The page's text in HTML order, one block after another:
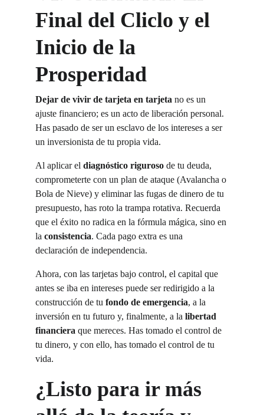
Final del Cliclo y el
Inicio de la
Prosperidad
Dejar de vivir de tarjeta en tarjeta no es un
ajuste financiero; es un acto de liberación personal.
Has pasado de ser un esclavo de los intereses a ser
un inversionista de tu propia vida.
Al aplicar el diagnóstico riguroso de tu deuda,
comprometerte con un plan de ataque (Avalancha o
Bola de Nieve) y eliminar las fugas de dinero de tu
presupuesto, has roto la trampa rotativa. Recuerda
que el éxito no radica en la fórmula mágica, sino en
la consistencia. Cada pago extra es una
declaración de independencia.
Ahora, con las tarjetas bajo control, el capital que
antes se iba en intereses puede ser redirigido a la
construcción de tu fondo de emergencia, a la
inversión en tu futuro y, finalmente, a la libertad
financiera que mereces. Has tomado el control de
tu dinero, y con ello, has tomado el control de tu
vida.
¿Listo para ir más